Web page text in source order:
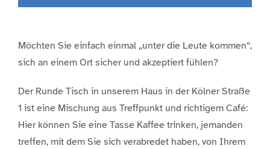
Möchten Sie einfach einmal „unter die Leute kommen“,
sich an einem Ort sicher und akzeptiert fühlen?
Der Runde Tisch in unserem Haus in der Kölner Straße
1 ist eine Mischung aus Treffpunkt und richtigem Café:
Hier können Sie eine Tasse Kaffee trinken, jemanden
treffen, mit dem Sie sich verabredet haben, von Ihrem